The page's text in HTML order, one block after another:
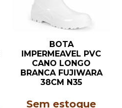
BOTA
IMPERMEAVEL PVC
CANO LONGO
BRANCA FUJIWARA
38CM N35
Sem estoque